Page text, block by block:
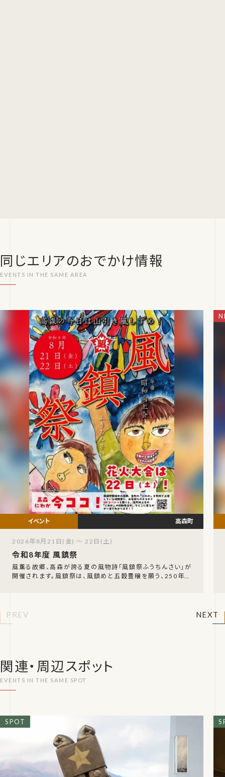
同じエリアのおでかけ情報
令和8年度 風鎮祭
風薫る故郷、高森が誇る夏の風物詩「風鎮祭ふうちんさい」が
開催されます。風鎮祭は、風鎮めと五穀豊穣を願う、250年の
高森町
2026年8月21日(金) ～ 22日(土)
PREV NEXT
関連・周辺スポット